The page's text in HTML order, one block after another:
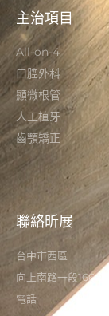
主治項目
All-on-4
口腔外科
顯微根管
人工植牙
齒顎矯正
聯絡昕展
台中市西區
向上南路一段166-5號
電話